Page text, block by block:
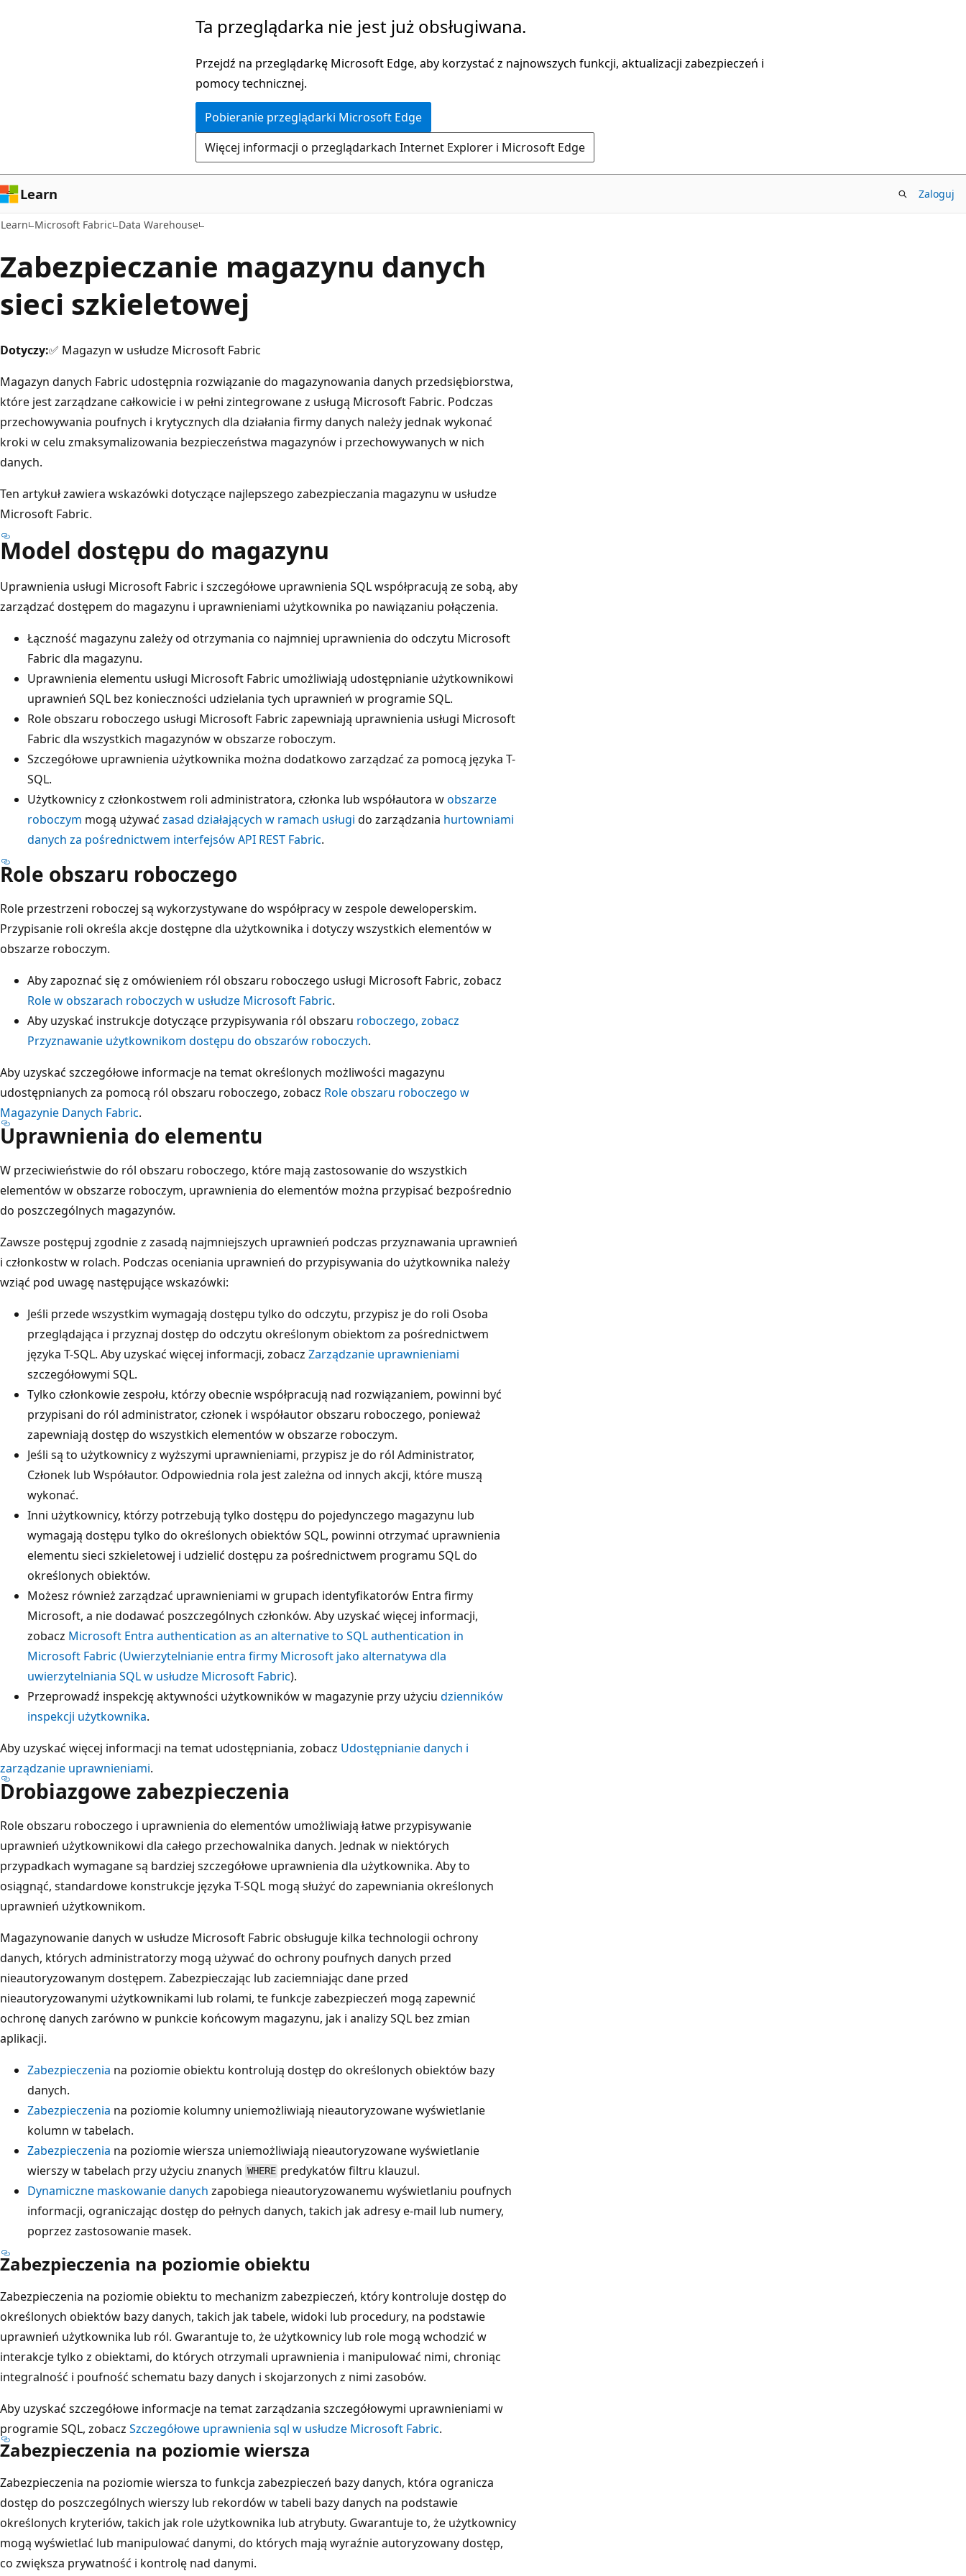
Ta przeglądarka nie jest już obsługiwana.
Przejdź na przeglądarkę Microsoft Edge, aby korzystać z najnowszych funkcji, aktualizacji zabezpieczeń i
pomocy technicznej.
Pobieranie przeglądarki Microsoft Edge
Więcej informacji o przeglądarkach Internet Explorer i Microsoft Edge
Learn Zaloguj
Learn Microsoft Fabric Data Warehouse
Zabezpieczanie magazynu danych
sieci szkieletowej
Dotyczy:✅ Magazyn w usłudze Microsoft Fabric
Magazyn danych Fabric udostępnia rozwiązanie do magazynowania danych przedsiębiorstwa,
które jest zarządzane całkowicie i w pełni zintegrowane z usługą Microsoft Fabric. Podczas
przechowywania poufnych i krytycznych dla działania firmy danych należy jednak wykonać
kroki w celu zmaksymalizowania bezpieczeństwa magazynów i przechowywanych w nich
danych.
Ten artykuł zawiera wskazówki dotyczące najlepszego zabezpieczania magazynu w usłudze
Microsoft Fabric.
Model dostępu do magazynu
Uprawnienia usługi Microsoft Fabric i szczegółowe uprawnienia SQL współpracują ze sobą, aby
zarządzać dostępem do magazynu i uprawnieniami użytkownika po nawiązaniu połączenia.
Łączność magazynu zależy od otrzymania co najmniej uprawnienia do odczytu Microsoft
Fabric dla magazynu.
Uprawnienia elementu usługi Microsoft Fabric umożliwiają udostępnianie użytkownikowi
uprawnień SQL bez konieczności udzielania tych uprawnień w programie SQL.
Role obszaru roboczego usługi Microsoft Fabric zapewniają uprawnienia usługi Microsoft
Fabric dla wszystkich magazynów w obszarze roboczym.
Szczegółowe uprawnienia użytkownika można dodatkowo zarządzać za pomocą języka T-
SQL.
Użytkownicy z członkostwem roli administratora, członka lub współautora wobszarze
roboczym mogą używać zasad działających w ramach usługi do zarządzania hurtowniami
danych za pośrednictwem interfejsów API REST Fabric.
Role obszaru roboczego
Role przestrzeni roboczej są wykorzystywane do współpracy w zespole deweloperskim.
Przypisanie roli określa akcje dostępne dla użytkownika i dotyczy wszystkich elementów w
obszarze roboczym.
Aby zapoznać się z omówieniem ról obszaru roboczego usługi Microsoft Fabric, zobacz
Role w obszarach roboczych w usłudze Microsoft Fabric.
Aby uzyskać instrukcje dotyczące przypisywania ról obszaru roboczego, zobacz
Przyznawanie użytkownikom dostępu do obszarów roboczych.
Aby uzyskać szczegółowe informacje na temat określonych możliwości magazynu
udostępnianych za pomocą ról obszaru roboczego, zobacz Role obszaru roboczego w
Magazynie Danych Fabric.
Uprawnienia do elementu
W przeciwieństwie do ról obszaru roboczego, które mają zastosowanie do wszystkich
elementów w obszarze roboczym, uprawnienia do elementów można przypisać bezpośrednio
do poszczególnych magazynów.
Zawsze postępuj zgodnie z zasadą najmniejszych uprawnień podczas przyznawania uprawnień
i członkostw w rolach. Podczas oceniania uprawnień do przypisywania do użytkownika należy
wziąć pod uwagę następujące wskazówki:
Jeśli przede wszystkim wymagają dostępu tylko do odczytu, przypisz je do roli Osoba
przeglądająca i przyznaj dostęp do odczytu określonym obiektom za pośrednictwem
języka T-SQL. Aby uzyskać więcej informacji, zobacz Zarządzanie uprawnieniami
szczegółowymi SQL.
Tylko członkowie zespołu, którzy obecnie współpracują nad rozwiązaniem, powinni być
przypisani do ról administrator, członek i współautor obszaru roboczego, ponieważ
zapewniają dostęp do wszystkich elementów w obszarze roboczym.
Jeśli są to użytkownicy z wyższymi uprawnieniami, przypisz je do ról Administrator,
Członek lub Współautor. Odpowiednia rola jest zależna od innych akcji, które muszą
wykonać.
Inni użytkownicy, którzy potrzebują tylko dostępu do pojedynczego magazynu lub
wymagają dostępu tylko do określonych obiektów SQL, powinni otrzymać uprawnienia
elementu sieci szkieletowej i udzielić dostępu za pośrednictwem programu SQL do
określonych obiektów.
Możesz również zarządzać uprawnieniami w grupach identyfikatorów Entra firmy
Microsoft, a nie dodawać poszczególnych członków. Aby uzyskać więcej informacji,
zobacz Microsoft Entra authentication as an alternative to SQL authentication in
Microsoft Fabric (Uwierzytelnianie entra firmy Microsoft jako alternatywa dla
uwierzytelniania SQL w usłudze Microsoft Fabric).
Przeprowadź inspekcję aktywności użytkowników w magazynie przy użyciu dzienników
inspekcji użytkownika.
Aby uzyskać więcej informacji na temat udostępniania, zobacz Udostępnianie danych i
zarządzanie uprawnieniami.
Drobiazgowe zabezpieczenia
Role obszaru roboczego i uprawnienia do elementów umożliwiają łatwe przypisywanie
uprawnień użytkownikowi dla całego przechowalnika danych. Jednak w niektórych
przypadkach wymagane są bardziej szczegółowe uprawnienia dla użytkownika. Aby to
osiągnąć, standardowe konstrukcje języka T-SQL mogą służyć do zapewniania określonych
uprawnień użytkownikom.
Magazynowanie danych w usłudze Microsoft Fabric obsługuje kilka technologii ochrony
danych, których administratorzy mogą używać do ochrony poufnych danych przed
nieautoryzowanym dostępem. Zabezpieczając lub zaciemniając dane przed
nieautoryzowanymi użytkownikami lub rolami, te funkcje zabezpieczeń mogą zapewnić
ochronę danych zarówno w punkcie końcowym magazynu, jak i analizy SQL bez zmian
aplikacji.
Zabezpieczenia na poziomie obiektu kontrolują dostęp do określonych obiektów bazy
danych.
Zabezpieczenia na poziomie kolumny uniemożliwiają nieautoryzowane wyświetlanie
kolumn w tabelach.
Zabezpieczenia na poziomie wiersza uniemożliwiają nieautoryzowane wyświetlanie
wierszy w tabelach przy użyciu znanych WHERE predykatów filtru klauzul.
Dynamiczne maskowanie danych zapobiega nieautoryzowanemu wyświetlaniu poufnych
informacji, ograniczając dostęp do pełnych danych, takich jak adresy e-mail lub numery,
poprzez zastosowanie masek.
Zabezpieczenia na poziomie obiektu
Zabezpieczenia na poziomie obiektu to mechanizm zabezpieczeń, który kontroluje dostęp do
określonych obiektów bazy danych, takich jak tabele, widoki lub procedury, na podstawie
uprawnień użytkownika lub ról. Gwarantuje to, że użytkownicy lub role mogą wchodzić w
interakcje tylko z obiektami, do których otrzymali uprawnienia i manipulować nimi, chroniąc
integralność i poufność schematu bazy danych i skojarzonych z nimi zasobów.
Aby uzyskać szczegółowe informacje na temat zarządzania szczegółowymi uprawnieniami w
programie SQL, zobacz Szczegółowe uprawnienia sql w usłudze Microsoft Fabric.
Zabezpieczenia na poziomie wiersza
Zabezpieczenia na poziomie wiersza to funkcja zabezpieczeń bazy danych, która ogranicza
dostęp do poszczególnych wierszy lub rekordów w tabeli bazy danych na podstawie
określonych kryteriów, takich jak role użytkownika lub atrybuty. Gwarantuje to, że użytkownicy
mogą wyświetlać lub manipulować danymi, do których mają wyraźnie autoryzowany dostęp,
co zwiększa prywatność i kontrolę nad danymi.